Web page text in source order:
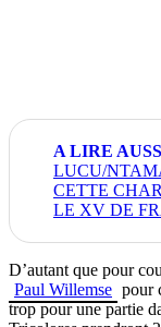
LUCU/
CETTE
LE XV DE
D’autant que pour
Paul Willemse pour
trop pour une partie